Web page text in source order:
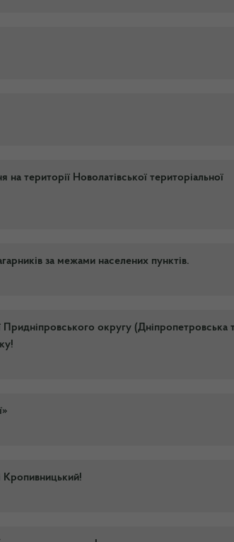
території Новолатівської територіальної
за межами населених пунктів.
Придніпровського округу (Дніпропетровська
Кропивницький!